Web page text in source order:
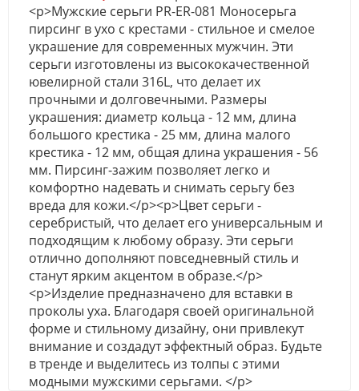
<p>Мужские серьги PR-ER-081 Моносерьга
пирсинг в ухо с крестами - стильное и смелое
украшение для современных мужчин. Эти
серьги изготовлены из высококачественной
ювелирной стали 316L, что делает их
прочными и долговечными. Размеры
украшения: диаметр кольца - 12 мм, длина
большого крестика - 25 мм, длина малого
крестика - 12 мм, общая длина украшения - 56
мм. Пирсинг-зажим позволяет легко и
комфортно надевать и снимать серьгу без
вреда для кожи.</p><p>Цвет серьги -
серебристый, что делает его универсальным и
подходящим к любому образу. Эти серьги
отлично дополняют повседневный стиль и
станут ярким акцентом в образе.</p>
<p>Изделие предназначено для вставки в
проколы уха. Благодаря своей оригинальной
форме и стильному дизайну, они привлекут
внимание и создадут эффектный образ. Будьте
в тренде и выделитесь из толпы с этими
модными мужскими серьгами. </p>